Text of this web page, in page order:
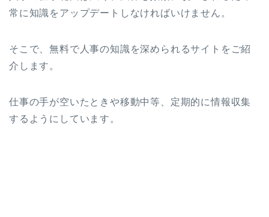
常に知識をアップデートしなければいけません。
そこで、無料で人事の知識を深められるサイトをご紹
介します。
仕事の手が空いたときや移動中等、定期的に情報収集
するようにしています。